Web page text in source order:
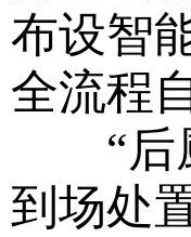
布设智
全流程
“后厨
到场处